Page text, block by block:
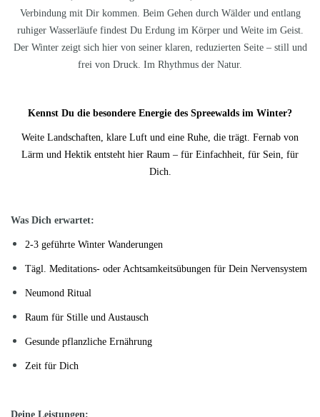
Verbindung mit Dir kommen. Beim Gehen durch Wälder und entlang
ruhiger Wasserläufe findest Du Erdung im Körper und Weite im Geist.
Der Winter zeigt sich hier von seiner klaren, reduzierten Seite – still und
frei von Druck. Im Rhythmus der Natur.​​
Kennst Du die besondere Energie des Spreewalds im Winter?
Weite Landschaften, klare Luft und eine Ruhe, die trägt. Fernab von
Lärm und Hektik entsteht hier Raum – für Einfachheit, für Sein, für
Dich.
Was Dich erwartet:
2-3 geführte Winter Wanderungen
Tägl. Meditations- oder Achtsamkeitsübungen für Dein Nervensystem
Neumond Ritual
Raum für Stille und Austausch
Gesunde pflanzliche Ernährung
Zeit für Dich
Deine Leistungen: